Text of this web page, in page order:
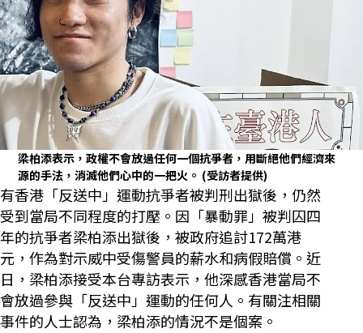
梁柏添表示，政權不會放過任何一個抗爭者，用斷絕他們經濟來
源的手法，消滅他們心中的一把火。 (受訪者提供)
有香港「反送中」運動抗爭者被判刑出獄後，仍然
受到當局不同程度的打壓。因「暴動罪」被判囚四
年的抗爭者梁柏添出獄後，被政府追討172萬港
元，作為對示威中受傷警員的薪水和病假賠償。近
日，梁柏添接受本台專訪表示，他深感香港當局不
會放過參與「反送中」運動的任何人。有關注相關
事件的人士認為，梁柏添的情況不是個案。